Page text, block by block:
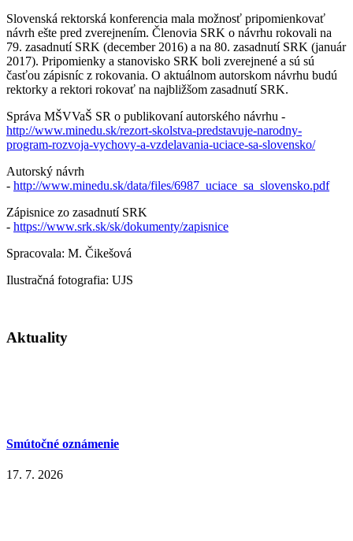
Slovenská rektorská konferencia mala možnosť pripomienkovať
návrh ešte pred zverejnením. Členovia SRK o návrhu rokovali na
79. zasadnutí SRK (december 2016) a na 80. zasadnutí SRK (január
2017). Pripomienky a stanovisko SRK boli zverejnené a sú sú
časťou zápisníc z rokovania. O aktuálnom autorskom návrhu budú
rektorky a rektori rokovať na najbližšom zasadnutí SRK.
Správa MŠVVaŠ SR o publikovaní autorského návrhu -
http://www.minedu.sk/rezort-skolstva-predstavuje-narodny-
program-rozvoja-vychovy-a-vzdelavania-uciace-sa-slovensko/
Autorský návrh
- http://www.minedu.sk/data/files/6987_uciace_sa_slovensko.pdf
Zápisnice zo zasadnutí SRK
- https://www.srk.sk/sk/dokumenty/zapisnice
Spracovala: M. Čikešová
Ilustračná fotografia: UJS
Aktuality
Smútočné oznámenie
17. 7. 2026